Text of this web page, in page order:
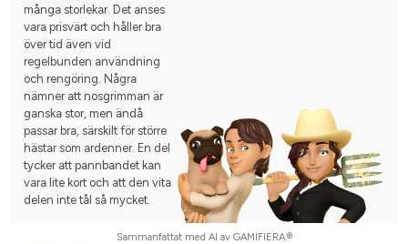
många storlekar. Det anses
vara prisvärt och håller bra
över tid även vid
regelbunden användning
och rengöring. Några
nämner att nosgrimman är
ganska stor, men ändå
passar bra, särskilt för större
hästar som ardenner. En del
tycker att pannbandet kan
vara lite kort och att den vita
delen inte tål så mycket.
Sammanfattat med AI av GAMIFIERA.®